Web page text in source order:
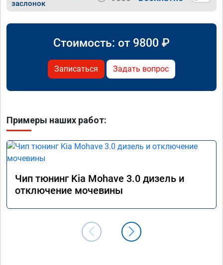
заслонок
Стоимость: от 9800 ₽
Записаться Задать вопрос
Примеры наших работ:
Чип тюнинг Kia Mohave 3.0 дизель и
отключение мочевины